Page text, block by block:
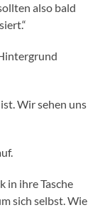
also bald
Wir sehen uns
in ihre Tasche
sich selbst. Wie